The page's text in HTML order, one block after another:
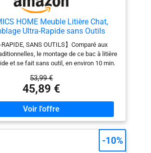
HOME Meuble Litière Chat,
Ultra-Rapide sans Outils
Cache-litière pour Grands Chats,
Ouverture par Pression, Table,
Moderne, Noir Boisé
PCL013B03
RAPIDE, SANS OUTILS】Comparé aux
le montage de ce bac à litière
et se fait sans outil, en environ 10 min.
2024, les panneaux s’emboîtent
CHIC】Ce meuble litière chat
lignes épurées avec des espaces ouverts
attrait visuel et praticité, il agrémente
différents styles d’intérieur 【GRAND
】Le compartiment principal de 56
cm pour la plupart des meubles à litière,
grands chats comme le Maine Coon de se
53,99 €
45,89 €
-10%